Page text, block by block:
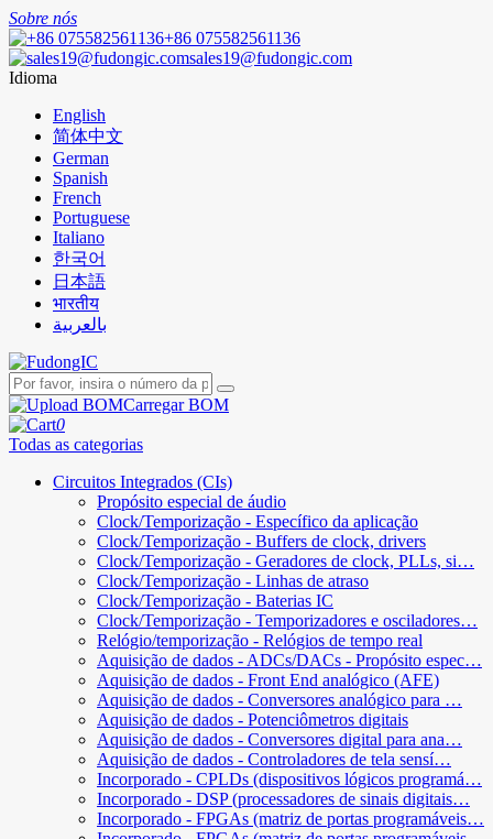
Sobre nós
+86 075582561136
sales19@fudongic.com
Idioma
English
简体中文
German
Spanish
French
Portuguese
Italiano
한국어
日本語
भारतीय
بالعربية
Carregar BOM
0
Todas as categorias
Circuitos Integrados (CIs)
Propósito especial de áudio
Clock/Temporização - Específico da aplicação
Clock/Temporização - Buffers de clock, drivers
Clock/Temporização - Geradores de clock, PLLs, si…
Clock/Temporização - Linhas de atraso
Clock/Temporização - Baterias IC
Clock/Temporização - Temporizadores e osciladores…
Relógio/temporização - Relógios de tempo real
Aquisição de dados - ADCs/DACs - Propósito espec…
Aquisição de dados - Front End analógico (AFE)
Aquisição de dados - Conversores analógico para …
Aquisição de dados - Potenciômetros digitais
Aquisição de dados - Conversores digital para ana…
Aquisição de dados - Controladores de tela sensí…
Incorporado - CPLDs (dispositivos lógicos programá…
Incorporado - DSP (processadores de sinais digitais…
Incorporado - FPGAs (matriz de portas programáveis…